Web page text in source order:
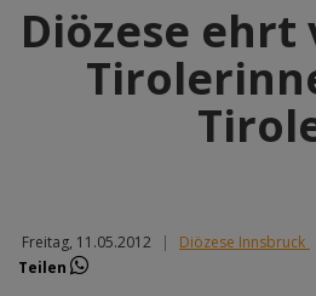
Diözese
Freitag, 11.05.2012 | Diözese Innsbruck
Teilen